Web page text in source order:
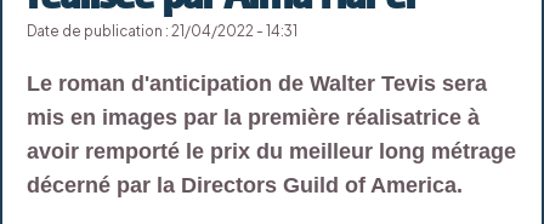
Date de publication : 21/04/2022 - 14:31
Le roman d'anticipation de Walter Tevis sera
mis en images par la première réalisatrice à
avoir remporté le prix du meilleur long métrage
décerné par la Directors Guild of America.